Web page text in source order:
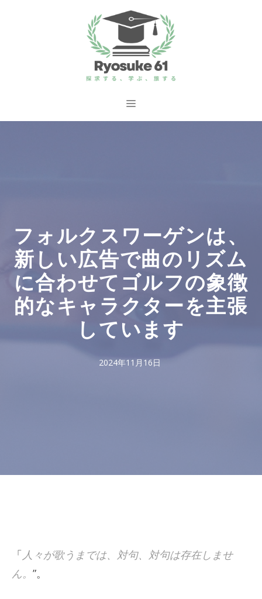
ス
メ
フォルクスワーゲンは、
新しい広告で曲のリズム
に合わせてゴルフの象徴
的なキャラクターを主張
しています
2024年11月16日
「 人々が歌うまでは、対句、対句は存在しませ
ん。 ”。